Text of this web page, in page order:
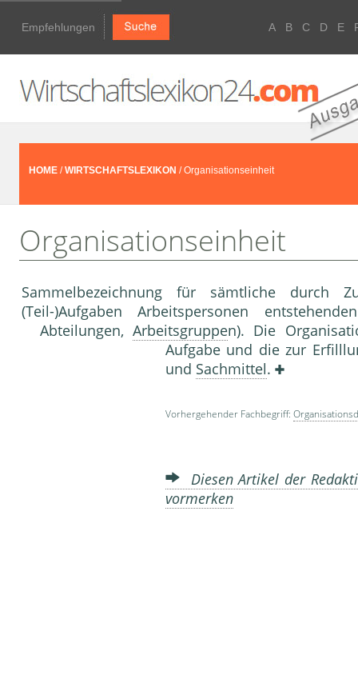
Empfehlungen A B C D E
HOME /WIRTSCHAFTSLEXIKON / Organisationseinheit
Organisationseinheit
Sammelbezeichnung für sämtliche durch
(Teil-)Aufgaben Arbeitspersonen
Abteilungen, Arbeitsgruppen). Die
Aufgabe und die zur
und Sachmittel.
Vorhergehender Fachbegriff:
Diesen Artikel der
vormerken